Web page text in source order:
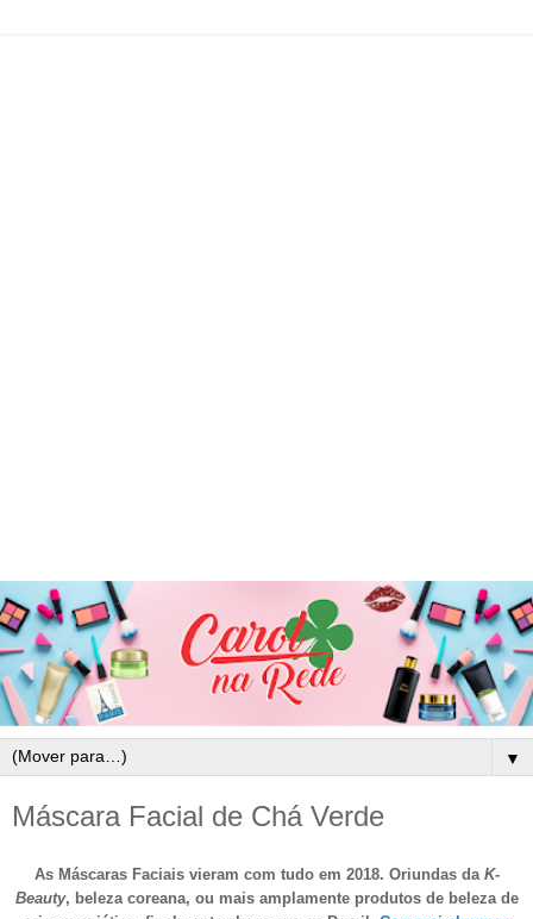
▼
Máscara Facial de Chá Verde
As Máscaras Faciais vieram com tudo em 2018. Oriundas da K-
Beauty, beleza coreana, ou mais amplamente produtos de beleza de